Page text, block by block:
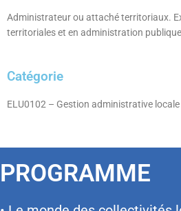
Administrateur ou attaché territoriaux.
territoriales et en administration
Catégorie
ELU0102 – Gestion administrative locale
PROGRAMME